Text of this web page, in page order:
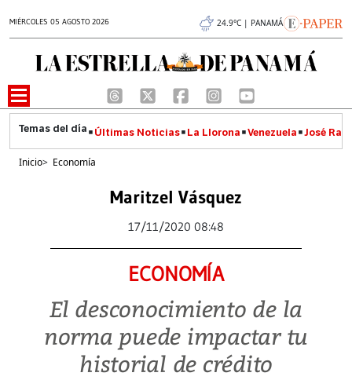
MIÉRCOLES 05 AGOSTO 2026 24.9°C | PANAMÁ
Últimas Noticias La Llorona Venezuela José
Inicio> Economía
Maritzel Vásquez
17/11/2020 08:48
ECONOMÍA
El desconocimiento de la
norma puede impactar tu
historial de crédito